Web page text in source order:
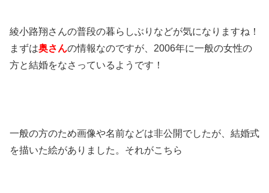
綾小路翔さんの普段の暮らしぶりなどが気になりますね！
まずは奥さんの情報なのですが、2006年に一般の女性の
方と結婚をなさっているようです！
一般の方のため画像や名前などは非公開でしたが、結婚式
を描いた絵がありました。それがこちら